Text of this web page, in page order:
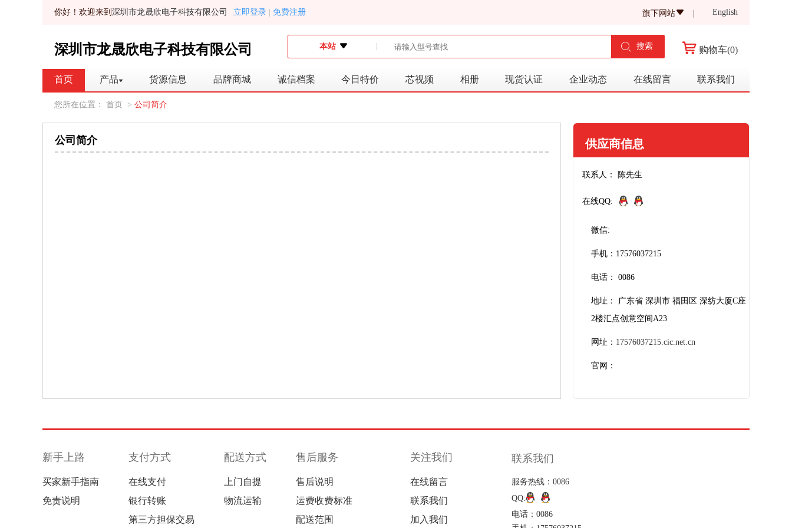
你好！欢迎来到 深圳市龙晟欣电子科技有限公司 立即登录 免费注册 旗下网站 | English
深圳市龙晟欣电子科技有限公司 本站 搜索 购物车(0)
首页 产品 货源信息 品牌商城 诚信档案 今日特价 芯视频 相册 现货认证 企业动态 在线留言 联系我们
您所在位置： 首页 > 公司简介
公司简介 供应商信息
联系人： 陈先生
在线QQ:
微信:
手机：17576037215
电话： 0086
地址： 广东省 深圳市 福田区 深纺大厦C座
2楼汇点创意空间A23
网址： 17576037215.cic.net.cn
官网：
新手上路
买家新手指南
免责说明
支付方式
在线支付
银行转账
第三方担保交易
配送方式
上门自提
物流运输
售后服务
售后说明
运费收费标准
配送范围
关注我们
在线留言
联系我们
加入我们
联系我们
服务热线：0086
QQ:
电话：0086